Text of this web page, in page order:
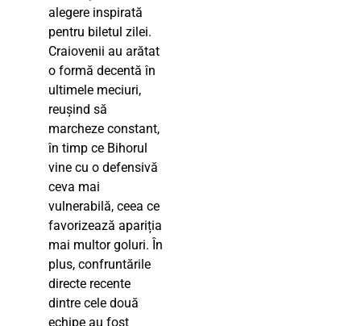
alegere inspirată
pentru biletul zilei.
Craiovenii au arătat
o formă decentă în
ultimele meciuri,
reușind să
marcheze constant,
în timp ce Bihorul
vine cu o defensivă
ceva mai
vulnerabilă, ceea ce
favorizează apariția
mai multor goluri. În
plus, confruntările
directe recente
dintre cele două
echipe au fost